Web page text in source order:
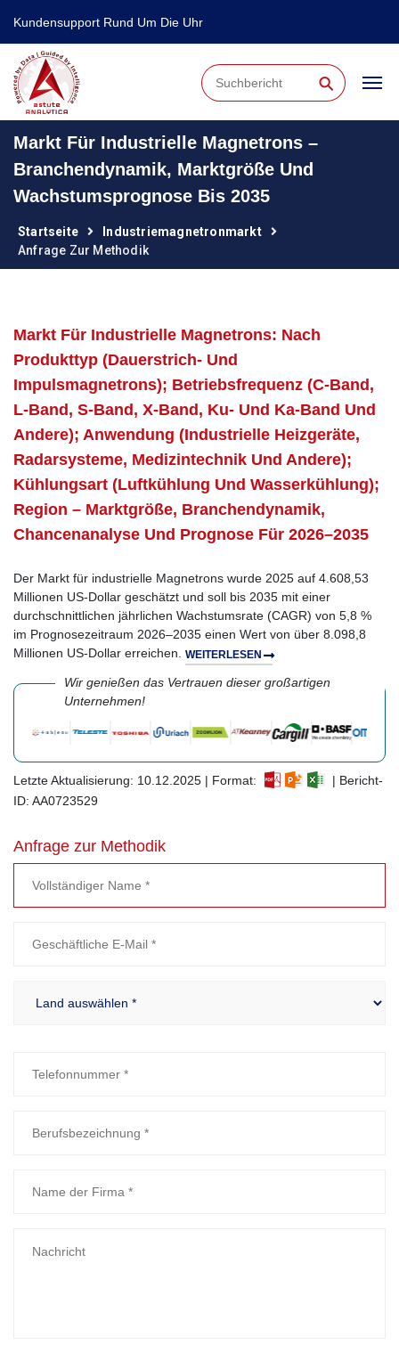
Kundensupport Rund Um Die Uhr
⚲
Markt Für Industrielle Magnetrons –
Branchendynamik, Marktgröße Und
Wachstumsprognose Bis 2035
Startseite
Industriemagnetronmarkt
Anfrage Zur Methodik
Markt Für Industrielle Magnetrons: Nach
Produkttyp (Dauerstrich- Und
Impulsmagnetrons); Betriebsfrequenz (C-Band,
L-Band, S-Band, X-Band, Ku- Und Ka-Band Und
Andere); Anwendung (Industrielle Heizgeräte,
Radarsysteme, Medizintechnik Und Andere);
Kühlungsart (Luftkühlung Und Wasserkühlung);
Region – Marktgröße, Branchendynamik,
Chancenanalyse Und Prognose Für 2026–2035
Der Markt für industrielle Magnetrons wurde 2025 auf 4.608,53
Millionen US-Dollar geschätzt und soll bis 2035 mit einer
durchschnittlichen jährlichen Wachstumsrate (CAGR) von 5,8 %
im Prognosezeitraum 2026–2035 einen Wert von über 8.098,8
Millionen US-Dollar erreichen. WEITERLESEN
Wir genießen das Vertrauen dieser großartigen
Unternehmen!
Letzte Aktualisierung: 10.12.2025 | Format:
| Bericht-
ID: AA0723529
Anfrage zur Methodik